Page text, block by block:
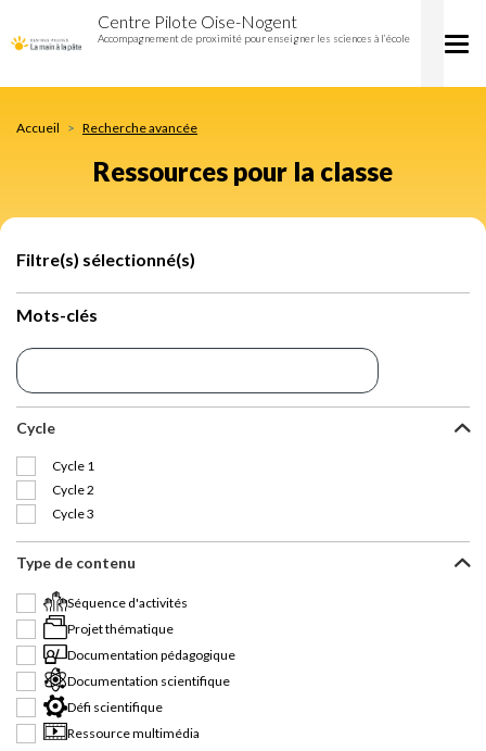
pour
au
contenu
Centre Pilote Oise-Nogent
Accompagnement de proximité pour enseigner les sciences à l’école
Accueil Recherche avancée
Ressources pour la classe
Filtre(s) sélectionné(s)
Mots-clés
Cycle
Cycle 1
Cycle 2
Cycle 3
Type de contenu
Séquence d'activités
Projet thématique
Documentation pédagogique
Documentation scientifique
Défi scientifique
Ressource multimédia